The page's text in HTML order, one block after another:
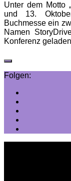
Unter dem Motto
und 13.
Buchmesse ein
Namen
Konferenz
Folgen: